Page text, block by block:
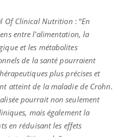
Of Clinical Nutrition : “En
entre l'alimentation, la
et les métabolites
de la santé pourraient
plus précises et
atteint de la maladie de Crohn.
pourrait non seulement
mais également la
en réduisant les effets